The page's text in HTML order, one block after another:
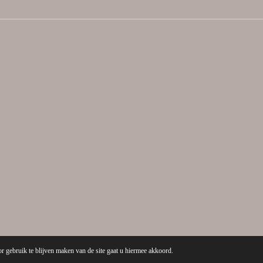
te blijven maken van de site gaat u hiermee akkoord.